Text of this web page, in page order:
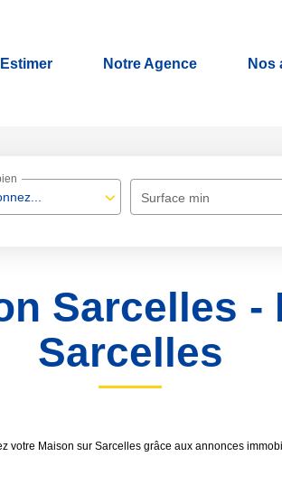
Estimer Notre Agence Nos
Surface min
Sarcelles -
Sarcelles
Maison sur Sarcelles grâce aux annonces